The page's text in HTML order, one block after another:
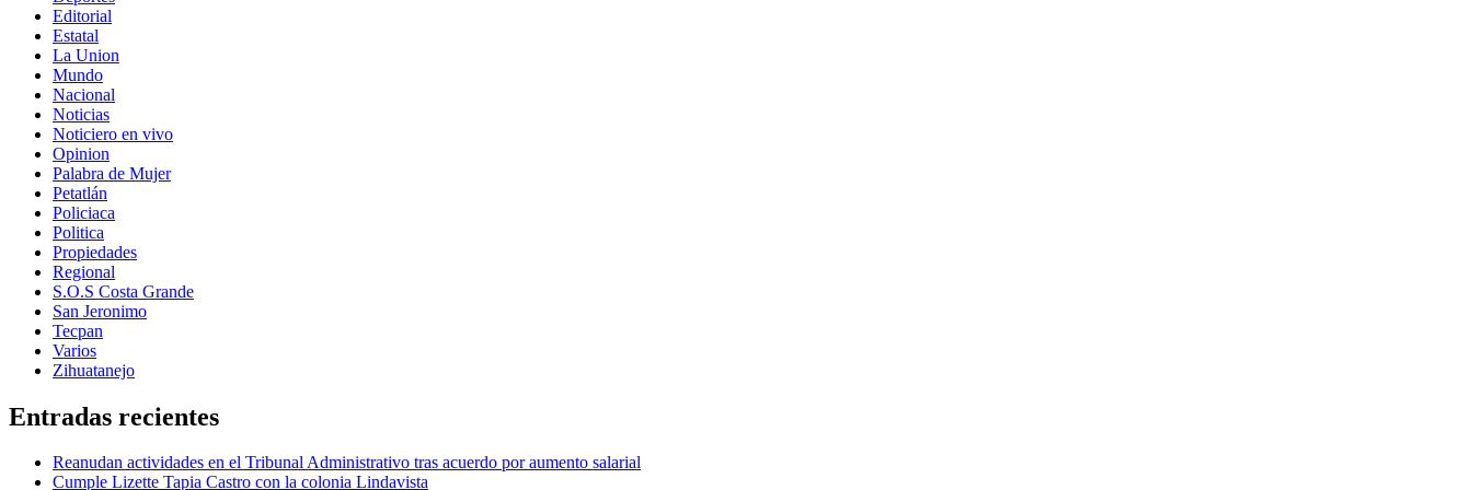
Editorial
Estatal
La Union
Mundo
Nacional
Noticias
Noticiero en vivo
Opinion
Palabra de Mujer
Petatlán
Policiaca
Politica
Propiedades
Regional
S.O.S Costa Grande
San Jeronimo
Tecpan
Varios
Zihuatanejo
Entradas recientes
Reanudan actividades en el Tribunal Administrativo tras acuerdo por aumento salarial
Cumple Lizette Tapia Castro con la colonia Lindavista